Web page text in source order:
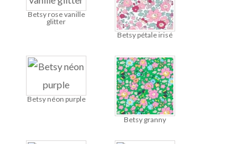
Betsy rose vanille
glitter
Betsy pétale irisé
Betsy néon purple
Betsy granny